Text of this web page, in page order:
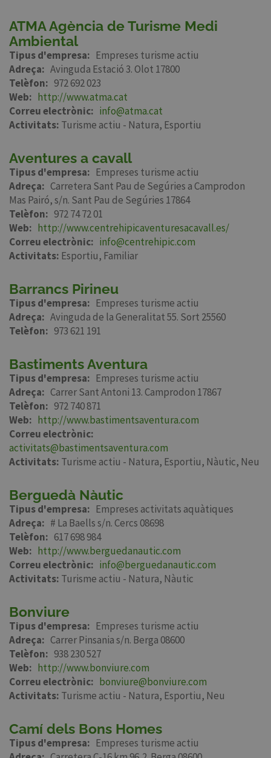
ATMA Agència de Turisme Medi
Ambiental
Tipus d'empresa
Empreses turisme actiu
Adreça
Avinguda Estació 3. Olot 17800
Telèfon
972 692 023
Web
http://www.atma.cat
Correu electrònic
info@atma.cat
Activitats: Turisme actiu - Natura Esportiu
Aventures a cavall
Tipus d'empresa
Empreses turisme actiu
Adreça
Carretera Sant Pau de Segúries a Camprodon
Mas Pairó, s/n. Sant Pau de Segúries 17864
Telèfon
972 74 72 01
Web
http://www.centrehipicaventuresacavall.es/
Correu electrònic
info@centrehipic.com
Activitats: Esportiu Familiar
Barrancs Pirineu
Tipus d'empresa
Empreses turisme actiu
Adreça
Avinguda de la Generalitat 55. Sort 25560
Telèfon
973 621 191
Bastiments Aventura
Tipus d'empresa
Empreses turisme actiu
Adreça
Carrer Sant Antoni 13. Camprodon 17867
Telèfon
972 740 871
Web
http://www.bastimentsaventura.com
Correu electrònic
activitats@bastimentsaventura.com
Activitats: Turisme actiu - Natura Esportiu Nàutic Neu
Berguedà Nàutic
Tipus d'empresa
Empreses activitats aquàtiques
Adreça
# La Baells s/n. Cercs 08698
Telèfon
617 698 984
Web
http://www.berguedanautic.com
Correu electrònic
info@berguedanautic.com
Activitats: Turisme actiu - Natura Nàutic
Bonviure
Tipus d'empresa
Empreses turisme actiu
Adreça
Carrer Pinsania s/n. Berga 08600
Telèfon
938 230 527
Web
http://www.bonviure.com
Correu electrònic
bonviure@bonviure.com
Activitats: Turisme actiu - Natura Esportiu Neu
Camí dels Bons Homes
Tipus d'empresa
Empreses turisme actiu